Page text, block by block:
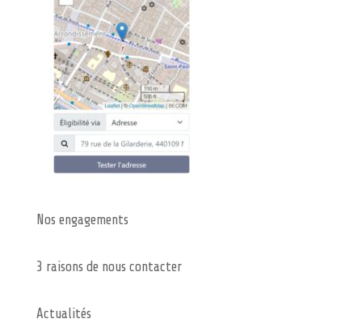
Nos engagements
3 raisons de nous contacter
Actualités